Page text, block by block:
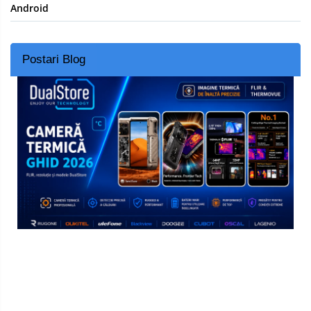
Android
Postari Blog